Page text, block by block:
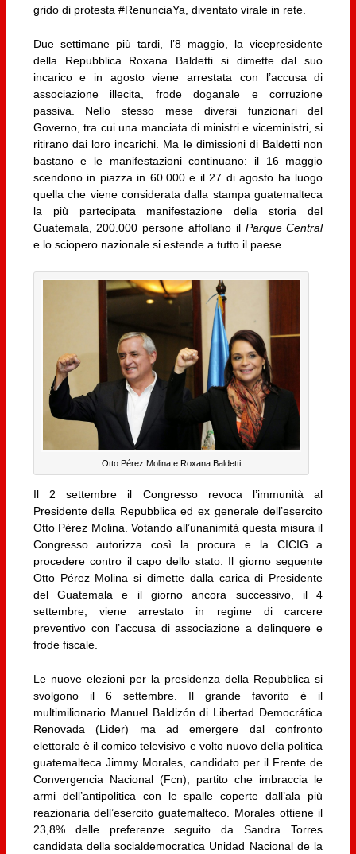
grido di protesta #RenunciaYa, diventato virale in rete.
Due settimane più tardi, l’8 maggio, la vicepresidente
della Repubblica Roxana Baldetti si dimette dal suo
incarico e in agosto viene arrestata con l’accusa di
associazione illecita, frode doganale e corruzione
passiva. Nello stesso mese diversi funzionari del
Governo, tra cui una manciata di ministri e viceministri, si
ritirano dai loro incarichi. Ma le dimissioni di Baldetti non
bastano e le manifestazioni continuano: il 16 maggio
scendono in piazza in 60.000 e il 27 di agosto ha luogo
quella che viene considerata dalla stampa guatemalteca
la più partecipata manifestazione della storia del
Guatemala, 200.000 persone affollano il Parque Central
e lo sciopero nazionale si estende a tutto il paese.
Otto Pérez Molina e Roxana Baldetti
Il 2 settembre il Congresso revoca l’immunità al
Presidente della Repubblica ed ex generale dell’esercito
Otto Pérez Molina. Votando all’unanimità questa misura il
Congresso autorizza così la procura e la CICIG a
procedere contro il capo dello stato. Il giorno seguente
Otto Pérez Molina si dimette dalla carica di Presidente
del Guatemala e il giorno ancora successivo, il 4
settembre, viene arrestato in regime di carcere
preventivo con l’accusa di associazione a delinquere e
frode fiscale.
Le nuove elezioni per la presidenza della Repubblica si
svolgono il 6 settembre. Il grande favorito è il
multimilionario Manuel Baldizón di Libertad Democrática
Renovada (Lider) ma ad emergere dal confronto
elettorale è il comico televisivo e volto nuovo della politica
guatemalteca Jimmy Morales, candidato per il Frente de
Convergencia Nacional (Fcn), partito che imbraccia le
armi dell’antipolitica con le spalle coperte dall’ala più
reazionaria dell’esercito guatemalteco. Morales ottiene il
23,8% delle preferenze seguito da Sandra Torres
candidata della socialdemocratica Unidad Nacional de la